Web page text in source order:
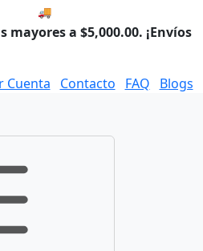
🚚 Envío el Lunes, 10 de
a $5,000.00. ¡Envíos
Cuenta Contacto FAQ Blogs